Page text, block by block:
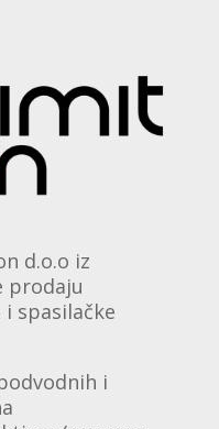
d.o.o iz
prodaju
spasilačke
i